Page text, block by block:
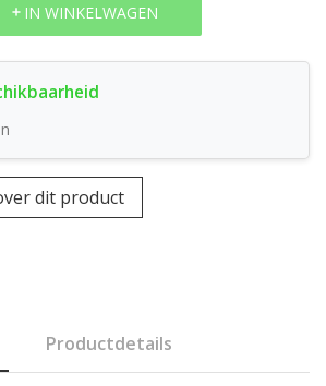
IN WINKELWAGEN
dit product
Productdetails